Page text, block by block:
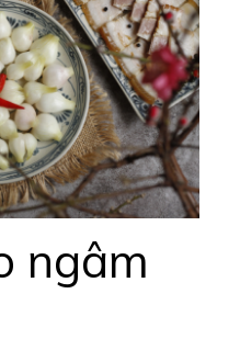
ngâm